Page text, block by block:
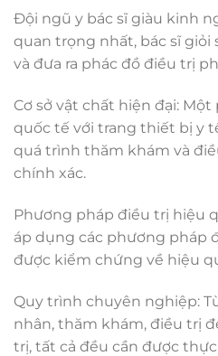
Đội ngũ y bác sĩ giàu kinh
quan trọng nhất, bác sĩ giỏi
và đưa ra phác đồ điều trị
Cơ sở vật chất hiện đại:
quốc tế với trang thiết bị y
quá trình thăm khám và
chính xác.
Phương pháp điều trị hiệu
áp dụng các phương pháp
được kiểm chứng về hiệu
Quy trình chuyên nghiệp:
nhân, thăm khám, điều trị
trị, tất cả đều cần được